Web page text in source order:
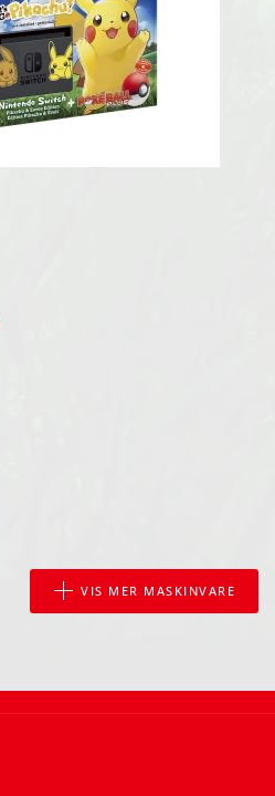
VIS MER MASKINVARE